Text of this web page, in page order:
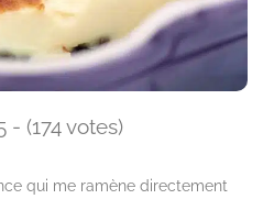
- (174 votes)
qui me ramène directement